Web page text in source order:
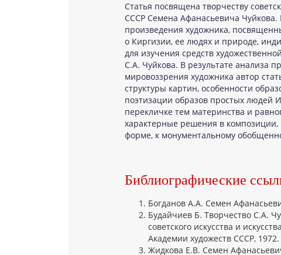
Статья посвящена творчеству
СССР Семена Афанасьевича
произведения художника,
о Киргизии, ее людях и природе,
для изучения средств
С.А. Чуйкова. В результате анализа
мировоззрения художника автор
структуры картин, особенности
поэтизации образов простых
перекличке тем материнства и
характерные решения в композиции,
форме, к монументальному
Библиографические
Богданов A.A. Семен
Будайчиев Б. Творчество С.А.
советского искусства и
Академии художеств СССР,
Жидкова Е.В. Семен